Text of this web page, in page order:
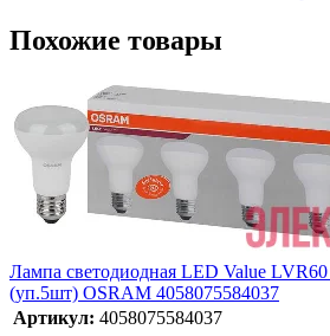
Похожие товары
Лампа светодиодная LED Value
(уп.5шт) OSRAM 4058075584037
Артикул: 4058075584037